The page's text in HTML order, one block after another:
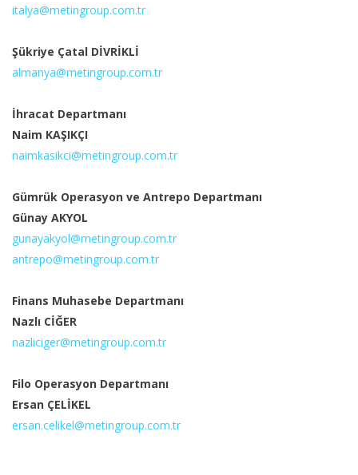
italya@metingroup.com.tr
Şükriye Çatal DİVRİKLİ
almanya@metingroup.com.tr
İhracat Departmanı
Naim KAŞIKÇI
naimkasikci@metingroup.com.tr
Gümrük Operasyon ve Antrepo Departmanı
Günay AKYOL
gunayakyol@metingroup.com.tr
antrepo@metingroup.com.tr
Finans Muhasebe Departmanı
Nazlı CİĞER
nazliciger@metingroup.com.tr
Filo Operasyon Departmanı
Ersan ÇELİKEL
ersan.celikel@metingroup.com.tr